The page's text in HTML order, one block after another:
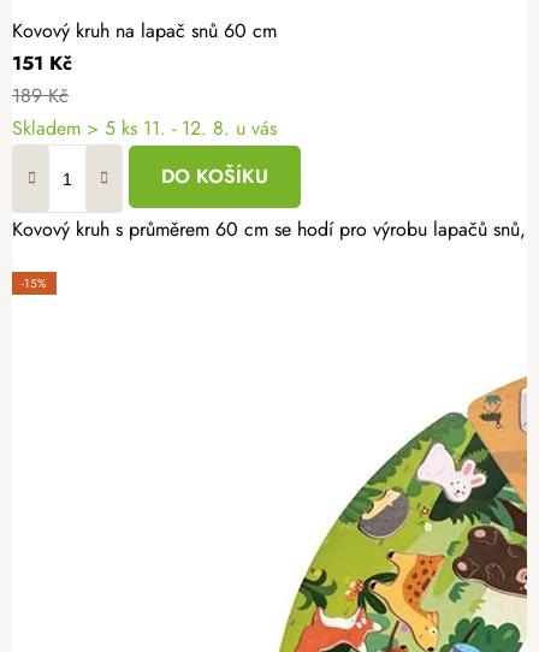
Kovový kruh na lapač snů 60 cm
151 Kč
189 Kč
Skladem > 5 ks 11. - 12. 8. u vás
DO KOŠÍKU
Kovový kruh s průměrem 60 cm se hodí pro výrobu lapačů
-15%